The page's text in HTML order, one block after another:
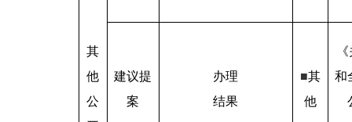
其
他
公
建议提
案
办理
结果
■其
他
和